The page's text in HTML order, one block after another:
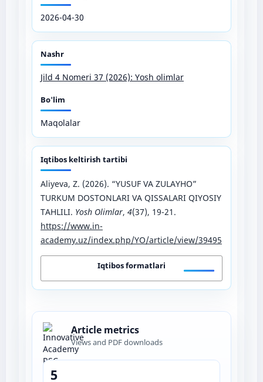
2026-04-30
Nashr
Jild 4 Nomeri 37 (2026): Yosh olimlar
Bo'lim
Maqolalar
Iqtibos keltirish tartibi
Aliyeva, Z. (2026). “YUSUF VA ZULAYHO”
TURKUM DOSTONLARI VA QISSALARI QIYOSIY
TAHLILI. Yosh Olimlar, 4(37), 19-21.
https://www.in-
academy.uz/index.php/YO/article/view/39495
Iqtibos formatlari
Article metrics
Views and PDF downloads
5